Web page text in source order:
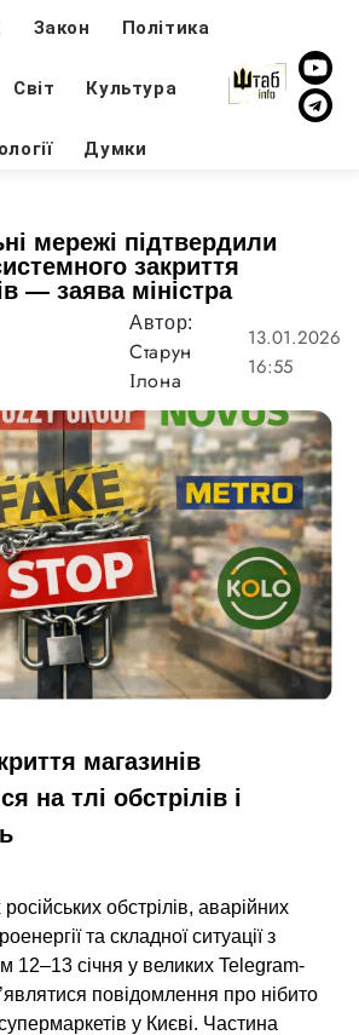
Закон Політика
Світ Культура
Думки
мережі підтвердили
закриття
— заява міністра
Автор:
Старун
Ілона
13.01.2026
16:55
магазинів
на тлі обстрілів і
обстрілів, аварійних
та складної ситуації з
12–13 січня у великих Telegram-
повідомлення про нібито
у Києві. Частина